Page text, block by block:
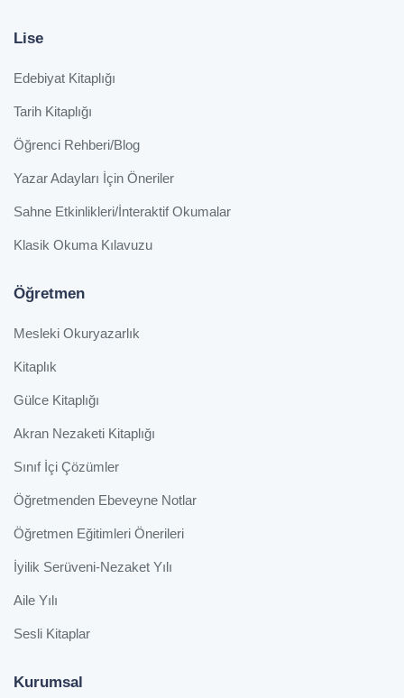
Lise
Edebiyat Kitaplığı
Tarih Kitaplığı
Öğrenci Rehberi/Blog
Yazar Adayları İçin Öneriler
Sahne Etkinlikleri/İnteraktif Okumalar
Klasik Okuma Kılavuzu
Öğretmen
Mesleki Okuryazarlık
Kitaplık
Gülce Kitaplığı
Akran Nezaketi Kitaplığı
Sınıf İçi Çözümler
Öğretmenden Ebeveyne Notlar
Öğretmen Eğitimleri Önerileri
İyilik Serüveni-Nezaket Yılı
Aile Yılı
Sesli Kitaplar
Kurumsal